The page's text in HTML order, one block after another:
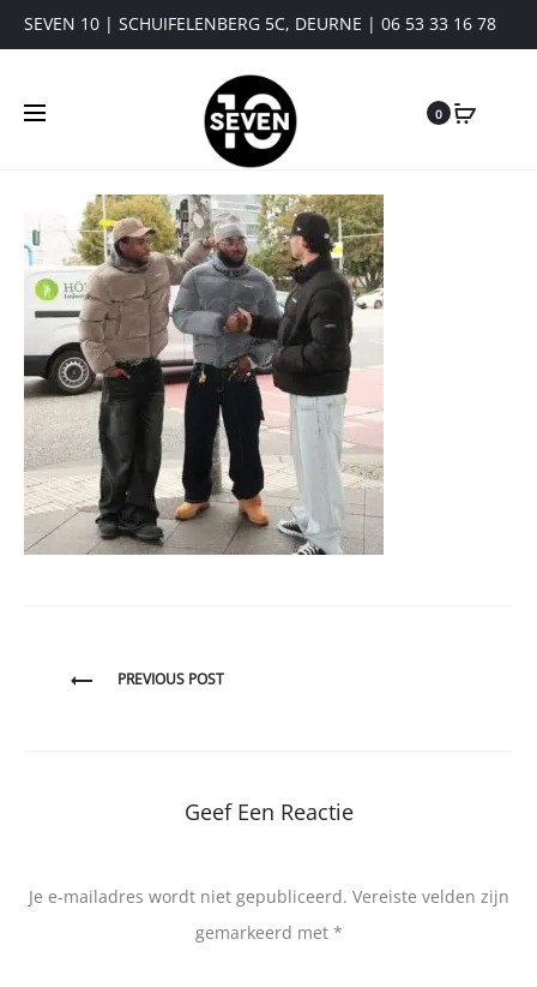
SEVEN 10 | SCHUIFELENBERG 5C, DEURNE | 06 53 33 16 78
0
BerichtPREVIOUS POST
Geef Een Reactie
Je e-mailadres wordt niet gepubliceerd. Vereiste velden zijn
gemarkeerd met *